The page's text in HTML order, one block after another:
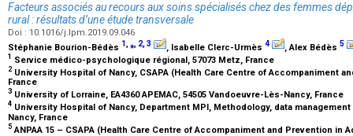
Facteurs associés au recours aux soins spécialisés chez des femmes
rural : résultats d’une étude transversale
Doi : 10.1016/j.lpm.2019.09.046
Stéphanie Bourion-Bédès 1,⁎, 2,3 , Isabelle Clerc-Urmès 4 , Alex Bédès 5
1 Service médico-psychologique régional, 57073 Metz, France
2 University Hospital of Nancy, CSAPA (Health Care Centre of Accompaniment
France
3 University of Lorraine, EA4360 APEMAC, 54505 Vandoeuvre-Lès-Nancy, France
4 University Hospital of Nancy, Department MPI, Methodology, data
Nancy, France
5 ANPAA 15 – CSAPA (Health Care Centre of Accompaniment and Prevention in